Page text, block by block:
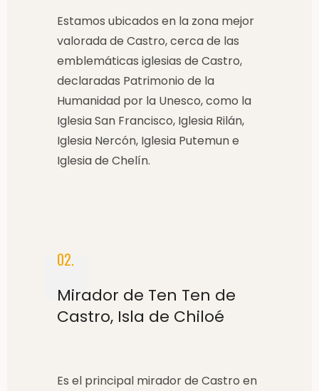
Estamos ubicados en la zona mejor
valorada de Castro, cerca de las
emblemáticas iglesias de Castro,
declaradas Patrimonio de la
Humanidad por la Unesco, como la
Iglesia San Francisco, Iglesia Rilán,
Iglesia Nercón, Iglesia Putemun e
Iglesia de Chelín.
02.
Mirador de Ten Ten de
Castro, Isla de Chiloé
Es el principal mirador de Castro en